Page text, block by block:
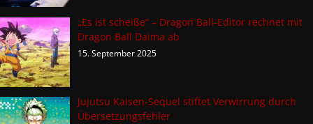
„Es ist scheiße“ – Dragon Ball-Editor rechnet mit
Dragon Ball Daima ab
15. September 2025
Jujutsu Kaisen-Sequel stiftet Verwirrung durch
Übersetzungsfehler